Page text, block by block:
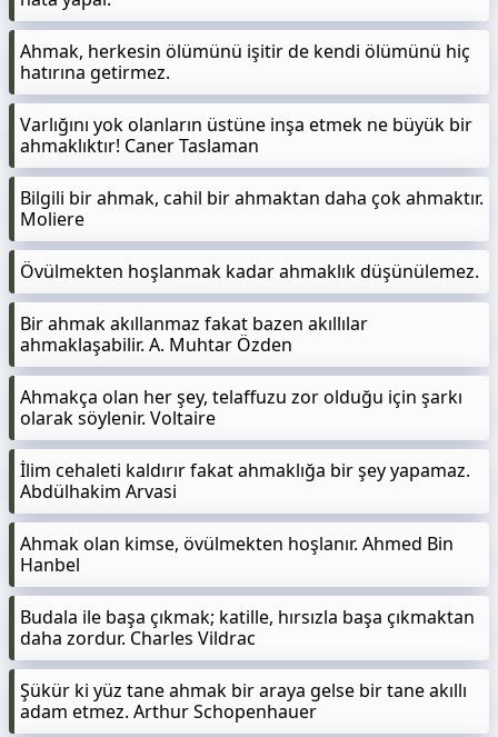
Ahmak, herkesin ölümünü işitir de kendi ölümünü hiç
hatırına getirmez.
Varlığını yok olanların üstüne inşa etmek ne büyük bir
ahmaklıktır! Caner Taslaman
Bilgili bir ahmak, cahil bir ahmaktan daha çok ahmaktır.
Moliere
Övülmekten hoşlanmak kadar ahmaklık düşünülemez.
Bir ahmak akıllanmaz fakat bazen akıllılar
ahmaklaşabilir. A. Muhtar Özden
Ahmakça olan her şey, telaffuzu zor olduğu için şarkı
olarak söylenir. Voltaire
İlim cehaleti kaldırır fakat ahmaklığa bir şey yapamaz.
Abdülhakim Arvasi
Ahmak olan kimse, övülmekten hoşlanır. Ahmed Bin
Hanbel
Budala ile başa çıkmak; katille, hırsızla başa çıkmaktan
daha zordur. Charles Vildrac
Şükür ki yüz tane ahmak bir araya gelse bir tane akıllı
adam etmez. Arthur Schopenhauer